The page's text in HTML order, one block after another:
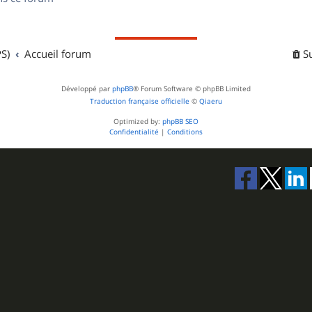
Accueil forum
Développé par phpBB® Forum Software © phpBB Limited
Traduction française officielle © Qiaeru
Optimized by: phpBB SEO
Confidentialité | Conditions